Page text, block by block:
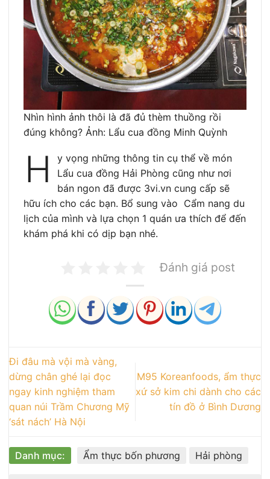
Nhìn hình ảnh thôi là đã đủ thèm thuồng rồi
đúng không? Ảnh: Lẩu cua đồng Minh Quỳnh
H
y vọng những thông tin cụ thể về món
Lẩu cua đồng Hải Phòng cũng như nơi
bán ngon đã được 3vi.vn cung cấp sẽ
hữu ích cho các bạn. Bổ sung vào Cẩm nang du
lịch của mình và lựa chọn 1 quán ưa thích để đến
khám phá khi có dịp bạn nhé.
Đánh giá post
Đi đâu mà vội mà vàng,
dừng chân ghé lại đọc
ngay kinh nghiệm tham
quan núi Trầm Chương Mỹ
‘sát nách’ Hà Nội
M95 Koreanfoods, ẩm thực
xứ sở kim chi dành cho các
tín đồ ở Bình Dương
Danh mục: Ẩm thực bốn phương Hải phòng